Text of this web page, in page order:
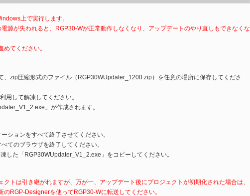
上で実行します。
源が失われると、RGP30-Wが正常動作しなくなり、アップデートのやり直しもできなくな
てください。
、zip圧縮形式のファイル（RGP30WUpdater_1200.zip）を任意の場所に保存してくださ
用して解凍してください。
」が作成されます。
ションをすべて終了させてください。
てのブラウザを終了してください。
した「RGP30WUpdater_V1_2.exe」をコピーしてください。
トは引き継がれますが、万が一、アップデート後にプロジェクトが初期化された場合は、
RGP-Designerを使ってRGP30-Wに転送してください。